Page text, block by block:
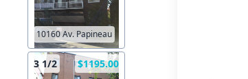
10160 Av. Papineau
3 1/2 $1195.00